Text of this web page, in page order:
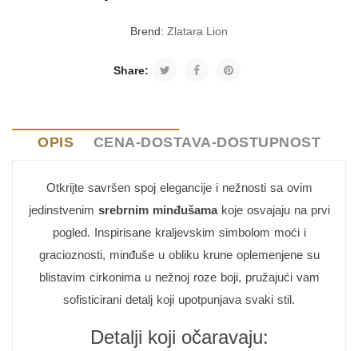
Brend: Zlatara Lion
Share:
OPIS CENA-DOSTAVA-DOSTUPNOST
Otkrijte savršen spoj elegancije i nežnosti sa ovim
jedinstvenim srebrnim minđušamakoje osvajaju na prvi
pogled. Inspirisane kraljevskim simbolom moći i
gracioznosti, minđuše u obliku krune oplemenjene su
blistavim cirkonima u nežnoj roze boji, pružajući vam
sofisticirani detalj koji upotpunjava svaki stil.
Detalji koji očaravaju: